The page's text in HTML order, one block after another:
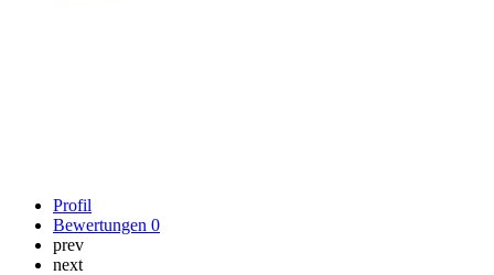
Profil
Bewertungen 0
prev
next